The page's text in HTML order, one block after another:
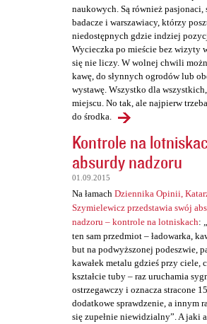
naukowych. Są również pasjonaci,
badacze i warszawiacy, którzy
niedostępnych gdzie indziej
Wycieczka po mieście bez wizyty
się nie liczy. W wolnej chwili
kawę, do słynnych ogrodów lub
wystawę. Wszystko dla
miejscu. No tak, ale najpierw
do środka.
Kontrole na
absurdy nadzoru
01.09.2015
Na łamach Dziennika Opinii,
Szymielewicz przedstawia swój
nadzoru – kontrole na lotniskach:
ten sam przedmiot – ładowarka,
but na podwyższonej podeszwie,
kawałek metalu gdzieś przy ciele,
kształcie tuby – raz uruchamia
ostrzegawczy i oznacza stracone
dodatkowe sprawdzenie, a innym
się zupełnie niewidzialny”. A jaki